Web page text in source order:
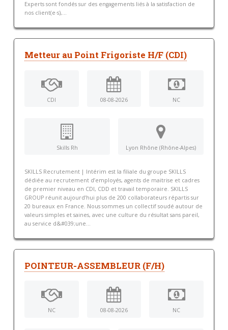
Experts sont fondés sur des engagements liés à la satisfaction de
nos client(e·s),...
Metteur au Point Frigoriste H/F (CDI)
CDI 08-08-2026 NC
Skills Rh Lyon Rhône (Rhône-Alpes)
SKILLS Recrutement | Intérim est la filiale du groupe SKILLS
dédiée au recrutement d’employés, agents de maitrise et cadres
de premier niveau en CDI, CDD et travail temporaire. SKILLS
GROUP réunit aujourd’hui plus de 200 collaborateurs répartis sur
20 bureaux en France. Nous sommes un collectif soudé autour de
valeurs simples et saines, avec une culture du résultat sans pareil,
au service d&#039;une...
POINTEUR-ASSEMBLEUR (F/H)
NC 08-08-2026 NC